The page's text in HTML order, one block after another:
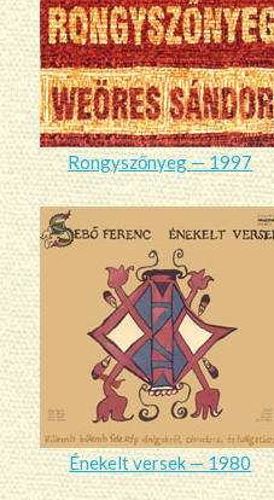
Rongyszőnyeg — 1997
Énekelt versek — 1980